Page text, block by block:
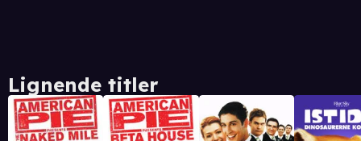
Lignende titler